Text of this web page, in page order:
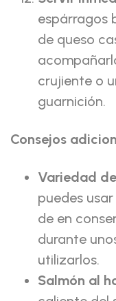
espárragos
de queso
crujiente o
guarnición.
Consejos
Variedad
puedes
de en
durante
utilizarlos.
Salmón al